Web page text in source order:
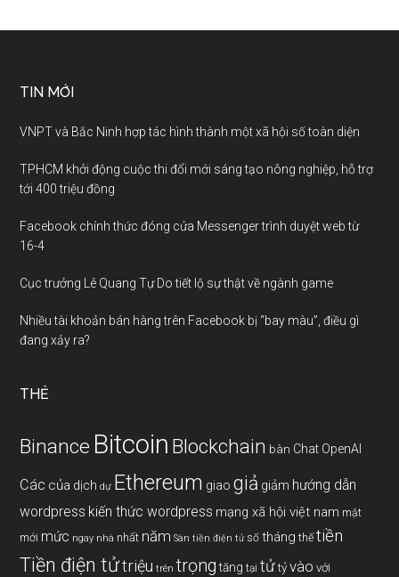
TIN MỚI
VNPT và Bắc Ninh hợp tác hình thành một xã hội số toàn diện
TPHCM khởi động cuộc thi đổi mới sáng tạo nông nghiệp, hỗ trợ
tới 400 triệu đồng
Facebook chính thức đóng cửa Messenger trình duyệt web từ
16-4
Cục trưởng Lê Quang Tự Do tiết lộ sự thật về ngành game
Nhiều tài khoản bán hàng trên Facebook bị “bay màu”, điều gì
đang xảy ra?
THẺ
Binance Bitcoin Blockchain bàn Chat OpenAI
Các của dịch dự Ethereum giao giả giảm hướng dẫn
wordpress kiến thức wordpress mạng xã hội việt nam mật
mới mức ngay nhà nhất năm Sàn tiền điện tử số tháng thế tiền
Tiền điện tửtriệu trên trọng tăng tại tử tỷ vào với